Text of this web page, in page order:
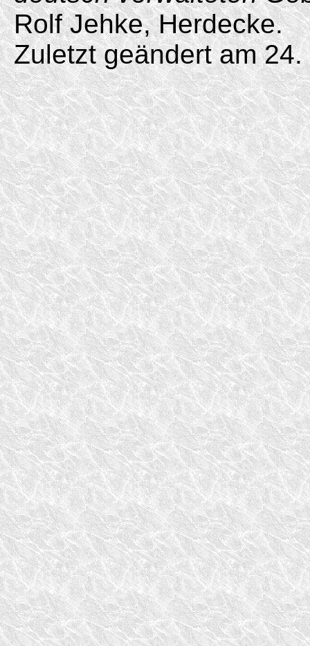
Rolf Jehke, Herdecke.
Zuletzt geändert am 24.